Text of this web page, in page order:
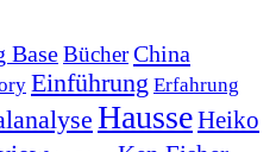
BaseBücherChina
Einführung Erfahrung
HausseHeiko